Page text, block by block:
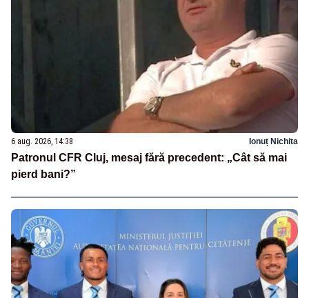
6 aug. 2026, 14:38 Ionuț Nichita
Patronul CFR Cluj, mesaj fără precedent: „Cât să mai
pierd bani?”